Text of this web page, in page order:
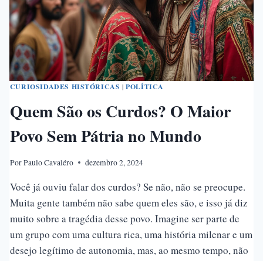
CURIOSIDADES HISTÓRICAS |POLÍTICA
Quem São os Curdos? O Maior
Povo Sem Pátria no Mundo
PorPaulo Cavaléro dezembro 2, 2024
Você já ouviu falar dos curdos? Se não, não se preocupe.
Muita gente também não sabe quem eles são, e isso já diz
muito sobre a tragédia desse povo. Imagine ser parte de
um grupo com uma cultura rica, uma história milenar e um
desejo legítimo de autonomia, mas, ao mesmo tempo, não